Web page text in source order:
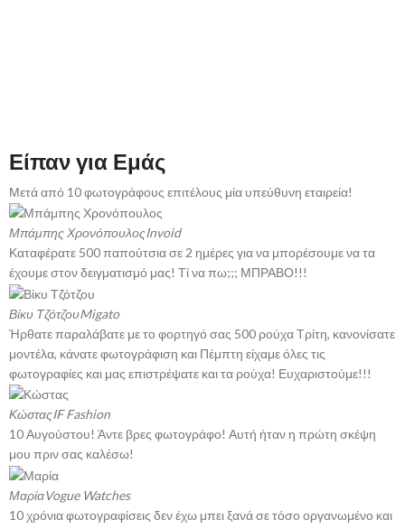
Είπαν για Εμάς
Μετά από 10 φωτογράφους επιτέλους μία υπεύθυνη εταιρεία!
Μπάμπης ΧρονόπουλοςInvoid
Καταφέρατε 500 παπούτσια σε 2 ημέρες για να μπορέσουμε να τα
έχουμε στον δειγματισμό μας! Τί να πω;;; ΜΠΡΑΒΟ!!!
Βίκυ ΤζότζουMigato
Ήρθατε παραλάβατε με το φορτηγό σας 500 ρούχα Τρίτη, κανονίσατε
μοντέλα, κάνατε φωτογράφιση και Πέμπτη είχαμε όλες τις
φωτογραφίες και μας επιστρέψατε και τα ρούχα! Ευχαριστούμε!!!
ΚώσταςIF Fashion
10 Αυγούστου! Άντε βρες φωτογράφο! Αυτή ήταν η πρώτη σκέψη
μου πριν σας καλέσω!
ΜαρίαVogue Watches
10 χρόνια φωτογραφίσεις δεν έχω μπει ξανά σε τόσο οργανωμένο και